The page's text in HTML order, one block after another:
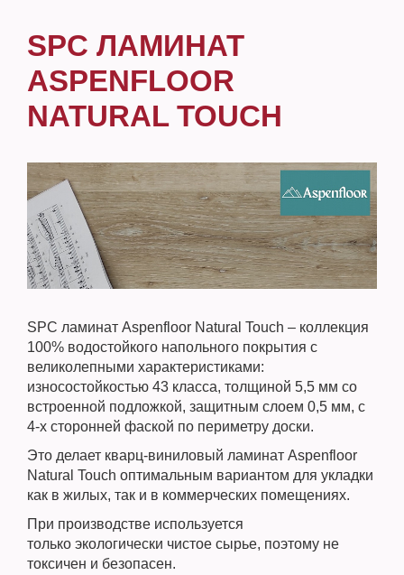
SPC ЛАМИНАТ
ASPENFLOOR
NATURAL TOUCH
SPC ламинат Aspenfloor Natural Touch – коллекция
100% водостойкого напольного покрытия с
великолепными характеристиками:
износостойкостью 43 класса, толщиной 5,5 мм со
встроенной подложкой, защитным слоем 0,5 мм, с
4-х сторонней фаской по периметру доски.
Это делает кварц-виниловый ламинат Aspenfloor
Natural Touch оптимальным вариантом для укладки
как в жилых, так и в коммерческих помещениях.
При производстве используется
только экологически чистое сырье, поэтому не
токсичен и безопасен.